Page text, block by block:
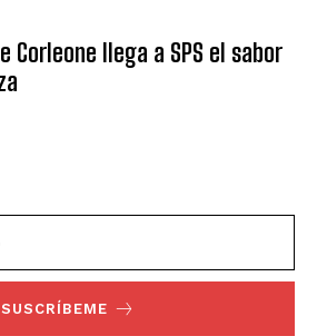
Corleone llega a SPS el sabor
SUSCRÍBEME